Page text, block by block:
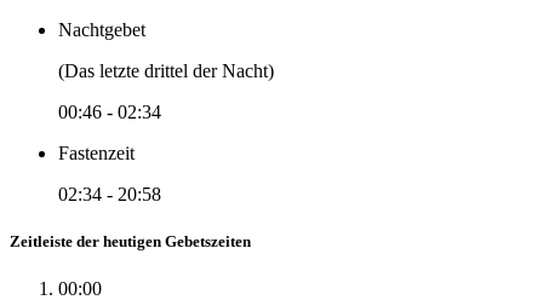
Nachtgebet
(Das letzte drittel der Nacht)
00:46 - 02:34
Fastenzeit
02:34 - 20:58
Zeitleiste der heutigen Gebetszeiten
00:00